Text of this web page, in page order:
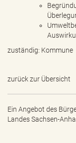
zuständig: Kommune
zurück zur Übersicht
Ein Angebot des
Landes Sachsen-